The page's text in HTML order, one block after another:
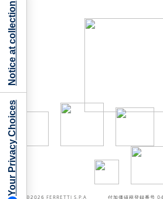
©2026 FERRETTI S.P.A 付加価値税登録番号
Your Privacy Choices
Notice at collection